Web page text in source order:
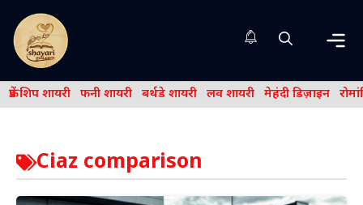
content
फ्रेंड शिप शायरी फनी शायरी बर्थडे शायरी लव शायरी मेहंदी डिज़ाइन
Ciaz comparison